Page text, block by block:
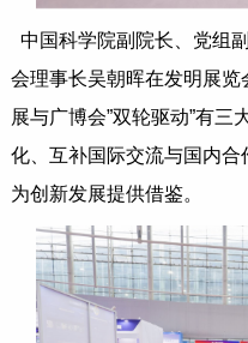
中国科学院副院长、党组
会理事长吴朝晖在发明展
展与广博会”双轮驱动”有
化、互补国际交流与国内合
为创新发展提供借鉴。